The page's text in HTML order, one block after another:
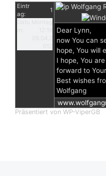
Eintr
ag:
1
Wolfgang
Dear Lynn,
now You can
hope, You will
I hope, You
forward to
Best wishes
Wolfgang
Präsentiert von WP-ViperGB